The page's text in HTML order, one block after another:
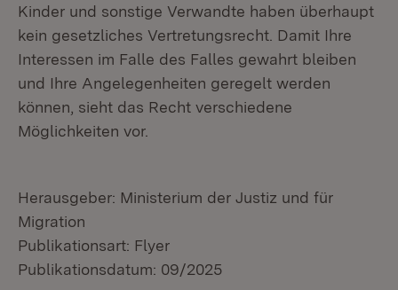
Kinder und sonstige Verwandte haben überhaupt
kein gesetzliches Vertretungsrecht. Damit Ihre
Interessen im Falle des Falles gewahrt bleiben
und Ihre Angelegenheiten geregelt werden
können, sieht das Recht verschiedene
Möglichkeiten vor.
Herausgeber: Ministerium der Justiz und für
Migration
Publikationsart: Flyer
Publikationsdatum: 09/2025